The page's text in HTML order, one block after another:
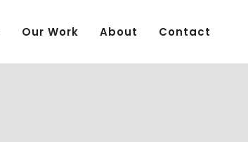
Our Work About Contact